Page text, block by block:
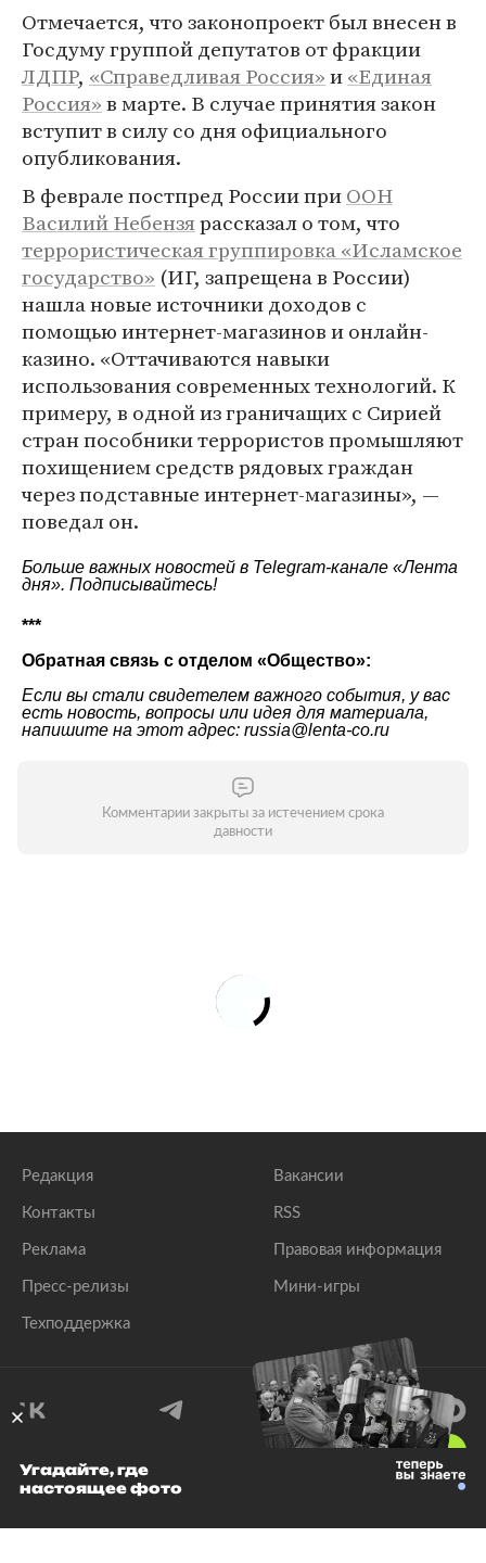
Отмечается, что законопроект был внесен в
Госдуму группой депутатов от фракции
ЛДПР, «Справедливая Россия»и«Единая
Россия»в марте. В случае принятия закон
вступит в силу со дня официального
опубликования.
В феврале постпред России приООН
Василий Небензярассказал о том, что
террористическая группировка «Исламское
государство» (ИГ, запрещена в России)
нашла новые источники доходов с
помощью интернет-магазинов и онлайн-
казино. «Оттачиваются навыки
использования современных технологий. К
примеру, в одной из граничащих с Сирией
стран пособники террористов промышляют
похищением средств рядовых граждан
через подставные интернет-магазины», —
поведал он.
Больше важных новостей в Telegram-канале «Лента
дня». Подписывайтесь!
***
Обратная связь с отделом «Общество»:
Если вы стали свидетелем важного события, у вас
есть новость, вопросы или идея для материала,
напишите на этот адрес: russia@lenta-co.ru
Комментарии закрыты за истечением срока
давности
Редакция
Контакты
Реклама
Пресс-релизы
Техподдержка
Вакансии
RSS
Правовая информация
Мини-игры
© 1999–2026 Все права защищены.
Угадайте, где
настоящее фото